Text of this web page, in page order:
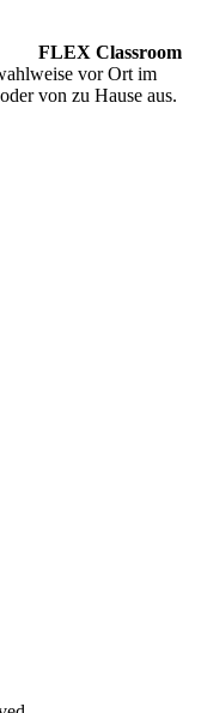
FLEX Classroom
vor Ort im
von zu Hause aus.